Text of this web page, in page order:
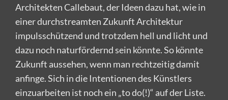
Architekten Callebaut, der Ideen dazu hat, wie in
einer durchstreamten Zukunft Architektur
impulsschützend und trotzdem hell und licht und
dazu noch naturfördernd sein könnte. So könnte
Zukunft aussehen, wenn man rechtzeitig damit
anfinge. Sich in die Intentionen des Künstlers
einzuarbeiten ist noch ein „to do(!)“ auf der Liste.